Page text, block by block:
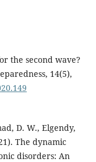
the second wave?
14(5),
D. W., Elgendy,
The dynamic
disorders: An